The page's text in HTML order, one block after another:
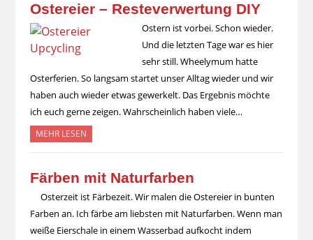
Ostereier – Resteverwertung DIY
Ostern ist vorbei. Schon wieder.
Und die letzten Tage war es hier
sehr still. Wheelymum hatte
Osterferien. So langsam startet unser Alltag wieder und wir
haben auch wieder etwas gewerkelt. Das Ergebnis möchte
ich euch gerne zeigen. Wahrscheinlich haben viele…
MEHR LESEN
Färben mit Naturfarben
Osterzeit ist Färbezeit. Wir malen die Ostereier in bunten
Farben an. Ich färbe am liebsten mit Naturfarben. Wenn man
weiße Eierschale in einem Wasserbad aufkocht indem